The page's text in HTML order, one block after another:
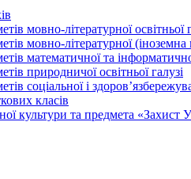
мовно-літературної освітньої
мовно-літературної (іноземна
математичної та
природничої освітньої галузі
соціальної і
класів
культури та предмета «Захист